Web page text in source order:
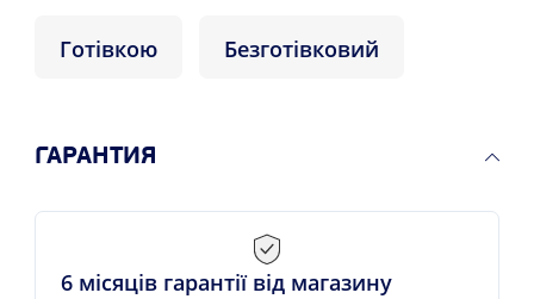
Готівкою Безготівковий
ГАРАНТИЯ
6 місяців гарантії від магазину